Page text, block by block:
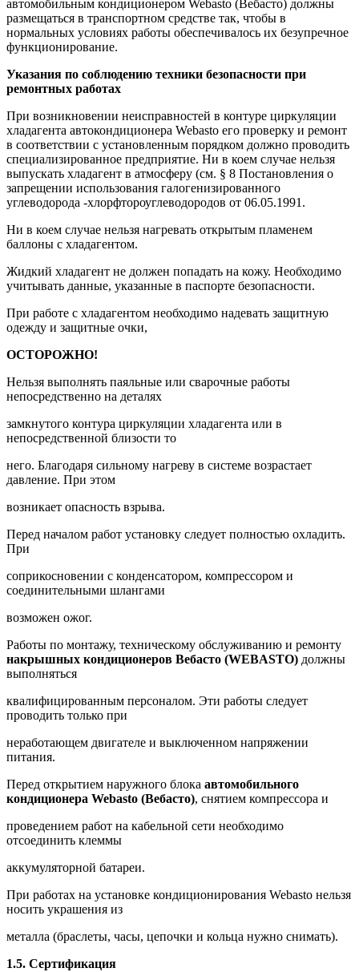
автомобильным кондиционером Webasto (Вебасто) должны
размещаться в транспортном средстве так, чтобы в
нормальных условиях работы обеспечивалось их безупречное
функционирование.
Указания по соблюдению техники безопасности при
ремонтных работах
При возникновении неисправностей в контуре циркуляции
хладагента автокондиционера Webasto его проверку и ремонт
в соответствии с установленным порядком должно проводить
специализированное предприятие. Ни в коем случае нельзя
выпускать хладагент в атмосферу (см. § 8 Постановления о
запрещении использования галогенизированного
углеводорода -хлорфтороуглеводородов от 06.05.1991.
Ни в коем случае нельзя нагревать открытым пламенем
баллоны с хладагентом.
Жидкий хладагент не должен попадать на кожу. Необходимо
учитывать данные, указанные в паспорте безопасности.
При работе с хладагентом необходимо надевать защитную
одежду и защитные очки,
ОСТОРОЖНО!
Нельзя выполнять паяльные или сварочные работы
непосредственно на деталях
замкнутого контура циркуляции хладагента или в
непосредственной близости то
него. Благодаря сильному нагреву в системе возрастает
давление. При этом
возникает опасность взрыва.
Перед началом работ установку следует полностью охладить.
При
соприкосновении с конденсатором, компрессором и
соединительными шлангами
возможен ожог.
Работы по монтажу, техническому обслуживанию и ремонту
накрышных кондиционеров Вебасто (WEBASTO) должны
выполняться
квалифицированным персоналом. Эти работы следует
проводить только при
неработающем двигателе и выключенном напряжении
питания.
Перед открытием наружного блока автомобильного
кондиционера Webasto (Вебасто), снятием компрессора и
проведением работ на кабельной сети необходимо
отсоединить клеммы
аккумуляторной батареи.
При работах на установке кондиционирования Webasto нельзя
носить украшения из
металла (браслеты, часы, цепочки и кольца нужно снимать).
1.5. Сертификация